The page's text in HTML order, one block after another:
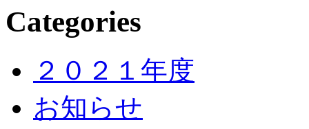
Categories
２０２１年度
お知らせ